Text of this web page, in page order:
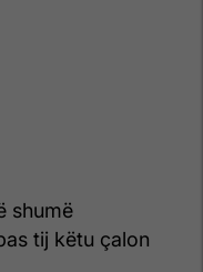
shumë
tij këtu çalon